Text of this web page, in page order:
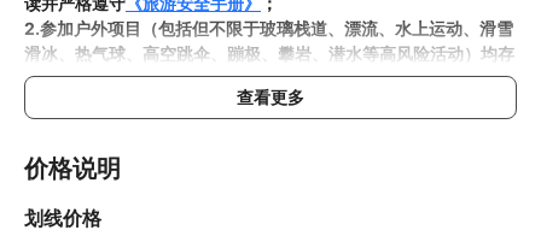
2.参加户外项目（包括但不限于玻璃栈道、漂流、水上运动、滑雪
滑冰、热气球、高空跳伞、蹦极、攀岩、潜水等高风险活动）均存
在一定风险，请您在参与相应项目之前充分了解《安全防护指
，在结合自身身体真实状况、年龄等情况并充分参考当地相关
3.禁止孕妇、患有高血压、心脏病等不适合刺激性游玩项目的疾病
患者及严重恐高、体质较弱的游客参加本产品内包含的项目，
隐瞒前述情况参加项目发生意外的，由您本人承担一切责任，因此
给旅行社造成损失的，还需对旅行社进行全额赔偿；
查看更多
价格说明
划线价格